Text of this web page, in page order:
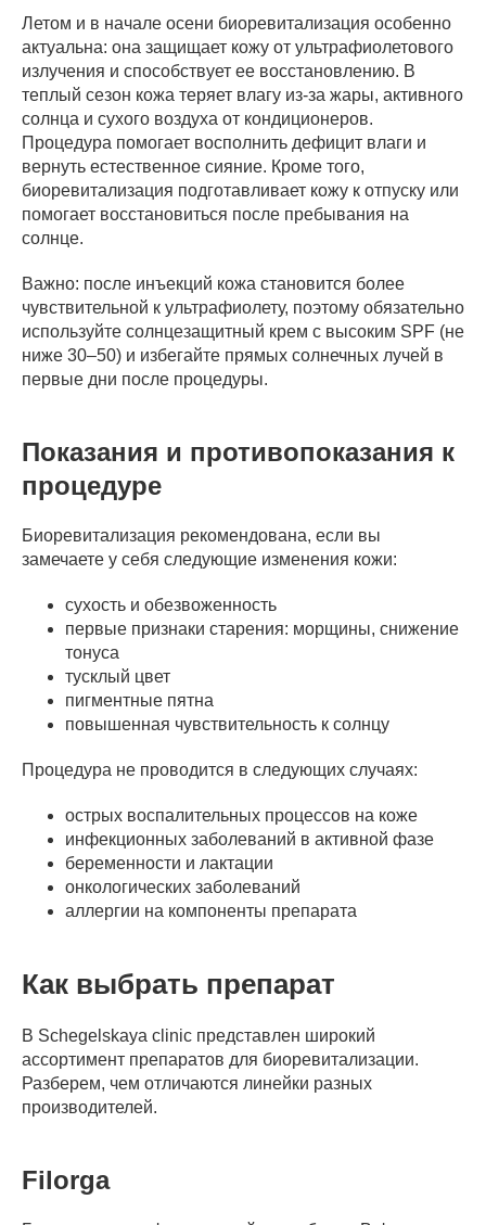
Летом и в начале осени биоревитализация особенно
актуальна: она защищает кожу от ультрафиолетового
излучения и способствует ее восстановлению. В
теплый сезон кожа теряет влагу из-за жары, активного
солнца и сухого воздуха от кондиционеров.
Процедура помогает восполнить дефицит влаги и
вернуть естественное сияние. Кроме того,
биоревитализация подготавливает кожу к отпуску или
помогает восстановиться после пребывания на
солнце.
Важно: после инъекций кожа становится более
чувствительной к ультрафиолету, поэтому обязательно
используйте солнцезащитный крем с высоким SPF (не
ниже 30–50) и избегайте прямых солнечных лучей в
первые дни после процедуры.
Показания и противопоказания к
процедуре
Биоревитализация рекомендована, если вы
замечаете у себя следующие изменения кожи:
сухость и обезвоженность
первые признаки старения: морщины, снижение
тонуса
тусклый цвет
пигментные пятна
повышенная чувствительность к солнцу
Процедура не проводится в следующих случаях:
острых воспалительных процессов на коже
инфекционных заболеваний в активной фазе
беременности и лактации
онкологических заболеваний
аллергии на компоненты препарата
Как выбрать препарат
В Schegelskaya clinic представлен широкий
ассортимент препаратов для биоревитализации.
Разберем, чем отличаются линейки разных
производителей.
Filorga